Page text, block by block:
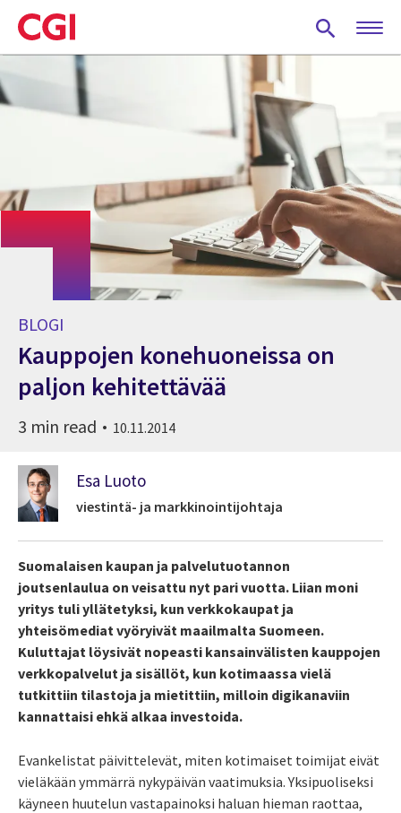
Skip
to
main
BLOGI
Kauppojen konehuoneissa on
paljon kehitettävää
3 min read 10.11.2014
Esa Luoto
viestintä- ja markkinointijohtaja
Suomalaisen kaupan ja palvelutuotannon
joutsenlaulua on veisattu nyt pari vuotta. Liian moni
yritys tuli yllätetyksi, kun verkkokaupat ja
yhteisömediat vyöryivät maailmalta Suomeen.
Kuluttajat löysivät nopeasti kansainvälisten kauppojen
verkkopalvelut ja sisällöt, kun kotimaassa vielä
tutkittiin tilastoja ja mietittiin, milloin digikanaviin
kannattaisi ehkä alkaa investoida.
Evankelistat päivittelevät, miten kotimaiset toimijat eivät
vieläkään ymmärrä nykypäivän vaatimuksia. Yksipuoliseksi
käyneen huutelun vastapainoksi haluan hieman raottaa,